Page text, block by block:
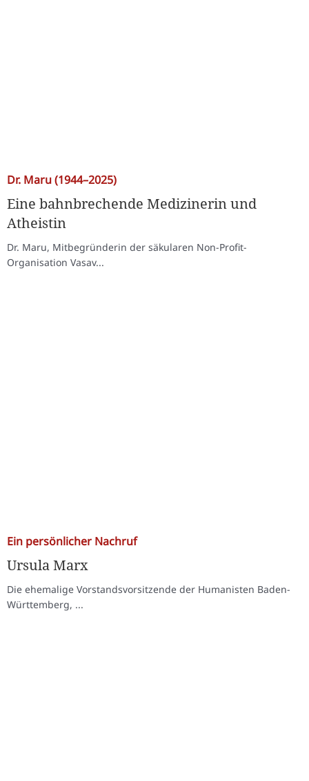
Dr. Maru (1944–2025)
Eine bahnbrechende Medizinerin und
Atheistin
Dr. Maru, Mitbegründerin der säkularen Non-Profit-
Organisation Vasav...
Ein persönlicher Nachruf
Ursula Marx
Die ehemalige Vorstandsvorsitzende der Humanisten Baden-
Württemberg, ...